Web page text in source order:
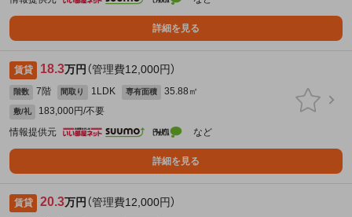
詳細を見る
賃貸 18.3万円 （管理費12,000円）
階数 7階 間取り 1LDK 専有面積 35.88㎡
敷/礼
183,000円/不要
情報提供元
など
詳細を見る
賃貸 20.3万円 （管理費12,000円）